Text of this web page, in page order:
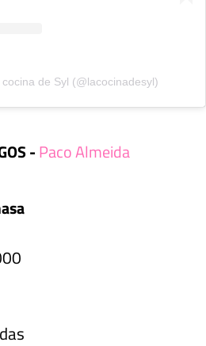
de Syl (@lacocinadesyl)
-Paco Almeida